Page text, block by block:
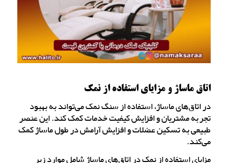
اتاق ماساژ و مزایای استفاده از نمک
در اتاق‌های ماساژ، استفاده از سنگ نمک می‌تواند به بهبود
تجربه مشتریان و افزایش کیفیت خدمات کمک کند. این عنصر
طبیعی به تسکین عضلات و افزایش آرامش در طول ماساژ کمک
می‌کند.
مزایای استفاده از نمک در اتاق‌های ماساژ شامل موارد زیر